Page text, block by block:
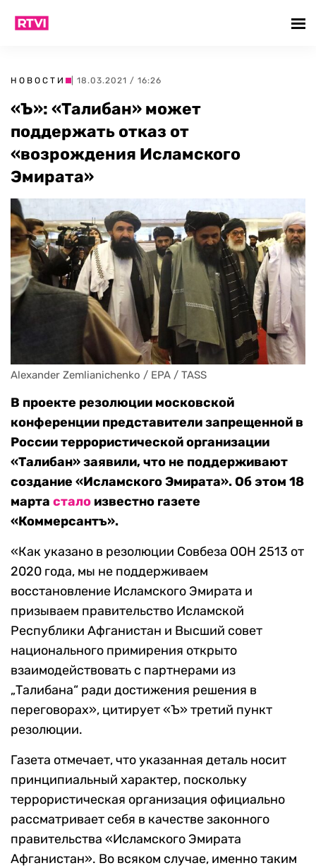
НОВОСТИ | 18.03.2021 / 16:26
«Ъ»: «Талибан» может
поддержать отказ от
«возрождения Исламского
Эмирата»
Alexander Zemlianichenko / EPA / TASS
В проекте резолюции московской
конференции представители запрещенной в
России террористической организации
«Талибан» заявили, что не поддерживают
создание «Исламского Эмирата». Об этом 18
марта стало известно газете
«Коммерсантъ».
«Как указано в резолюции Совбеза ООН 2513 от
2020 года, мы не поддерживаем
восстановление Исламского Эмирата и
призываем правительство Исламской
Республики Афганистан и Высший совет
национального примирения открыто
взаимодействовать с партнерами из
„Талибана“ ради достижения решения в
переговорах», цитирует «Ъ» третий пункт
резолюции.
Газета отмечает, что указанная деталь носит
принципиальный характер, поскольку
террористическая организация официально
рассматривает себя в качестве законного
правительства «Исламского Эмирата
Афганистан». Во всяком случае, именно таким